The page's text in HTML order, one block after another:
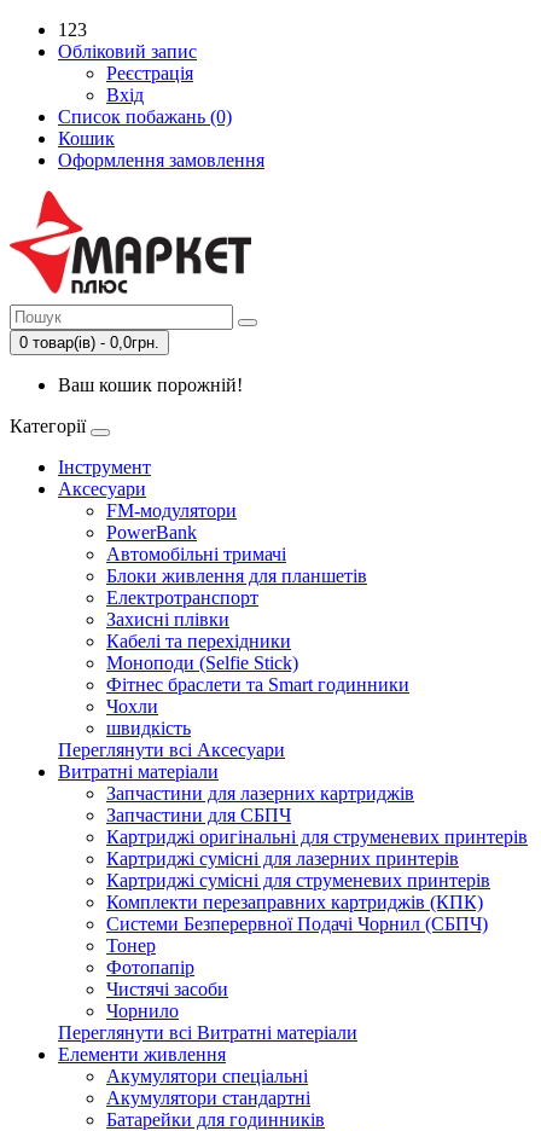
123
Обліковий запис
Реєстрація
Вхід
Список побажань (0)
Кошик
Оформлення замовлення
0 товар(ів) - 0,0грн.
Ваш кошик порожній!
Категорії
Інструмент
Аксесуари
FM-модулятори
PowerBank
Автомобільні тримачі
Блоки живлення для планшетів
Електротранспорт
Захисні плівки
Кабелі та перехідники
Моноподи (Selfie Stick)
Фітнес браслети та Smart годинники
Чохли
швидкість
Переглянути всі Аксесуари
Витратні матеріали
Запчастини для лазерних картриджів
Запчастини для СБПЧ
Картриджі оригінальні для струменевих принтерів
Картриджі сумісні для лазерних принтерів
Картриджі сумісні для струменевих принтерів
Комплекти перезаправних картриджів (КПК)
Системи Безперервної Подачі Чорнил (СБПЧ)
Тонер
Фотопапір
Чистячі засоби
Чорнило
Переглянути всі Витратні матеріали
Елементи живлення
Акумулятори спеціальні
Акумулятори стандартні
Батарейки для годинників